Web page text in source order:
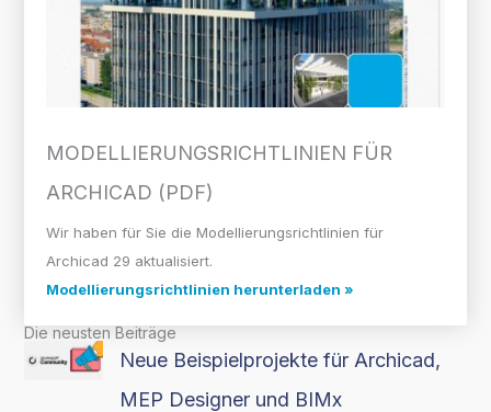
MODELLIERUNGS­RICHTLINIEN FÜR
ARCHICAD (PDF)
Wir haben für Sie die Modellierungsrichtlinien für
Archicad 29 aktualisiert.
Modellierungsrichtlinien herunterladen »
Die neusten Beiträge
Neue Beispielprojekte für Archicad,
MEP Designer und BIMx